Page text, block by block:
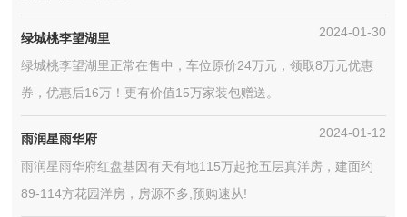
绿城桃李望湖里 2024-01-30
绿城桃李望湖里正常在售中，车位原价24万元，领取8万元优惠
券，优惠后16万！更有价值15万家装包赠送。
雨润星雨华府 2024-01-12
雨润星雨华府红盘基因有天有地115万起抢五层真洋房，建面约
89-114方花园洋房，房源不多,预购速从!